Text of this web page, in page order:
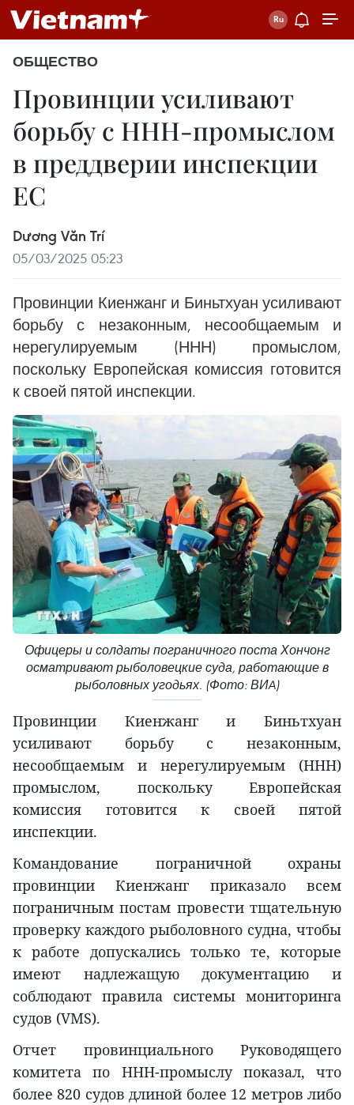
ОБЩЕСТВО
Провинции усиливают
борьбу с ННН-промыслом
в преддверии инспекции
ЕС
Dương Văn Trí
05/03/2025 05:23
Провинции Киенжанг и Биньтхуан усиливают
борьбу с незаконным, несообщаемым и
нерегулируемым (ННН) промыслом,
поскольку Европейская комиссия готовится
к своей пятой инспекции.
Офицеры и солдаты пограничного поста Хончонг
осматривают рыболовецкие суда, работающие в
рыболовных угодьях. (Фото: ВИA)
Провинции Киенжанг и Биньтхуан
усиливают борьбу с незаконным,
несообщаемым и нерегулируемым (ННН)
промыслом, поскольку Европейская
комиссия готовится к своей пятой
инспекции.
Командование пограничной охраны
провинции Киенжанг приказало всем
пограничным постам провести тщательную
проверку каждого рыболовного судна, чтобы
к работе допускались только те, которые
имеют надлежащую документацию и
соблюдают правила системы мониторинга
судов (VMS).
Отчет провинциального Руководящего
комитета по ННН-промыслу показал, что
более 820 судов длиной более 12 метров либо